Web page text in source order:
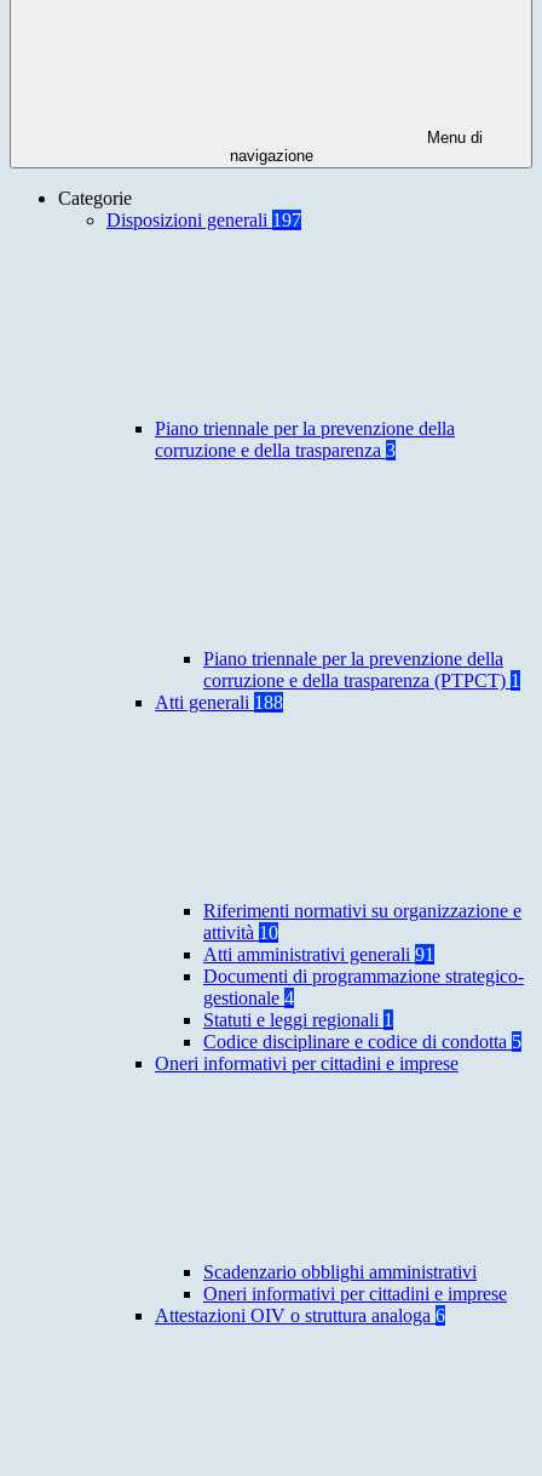
Menu di
navigazione
Categorie
Disposizioni generali 197
Piano triennale per la prevenzione della
corruzione e della trasparenza 3
Piano triennale per la prevenzione della
corruzione e della trasparenza (PTPCT) 1
Atti generali 188
Riferimenti normativi su organizzazione e
attività 10
Atti amministrativi generali 91
Documenti di programmazione strategico-
gestionale 4
Statuti e leggi regionali 1
Codice disciplinare e codice di condotta 5
Oneri informativi per cittadini e imprese
Scadenzario obblighi amministrativi
Oneri informativi per cittadini e imprese
Attestazioni OIV o struttura analoga 6